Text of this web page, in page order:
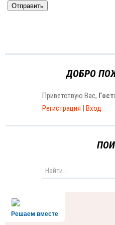
Отправить
ДОБРО
Приветствую Вас,
Регистрация | Вход
Решаем вместе